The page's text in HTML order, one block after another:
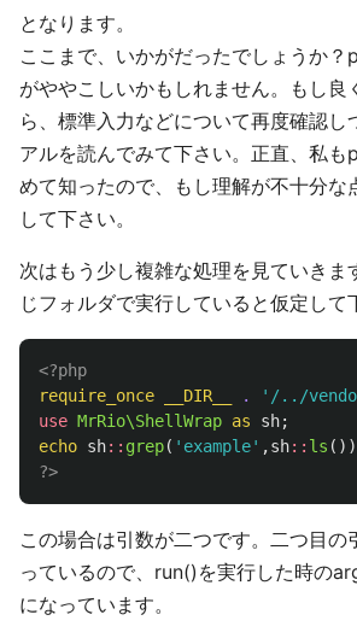
となります。
ここまで、いかがだったでしょうか？
がややこしいかもしれません。もし良
ら、標準入力などについて再度確認し
アルを読んでみて下さい。正直、私
めて知ったので、もし理解が不十分な
して下さい。
次はもう少し複雑な処理を見ていきま
じフォルダで実行していると仮定して
<?php
require_once
__DIR__ . '/../
use MrRio\ShellWrap as sh;
echo sh:: grep( 'example' ,sh:: ls
?>
この場合は引数が二つです。二つ目の
っているので、run()を実行した時の
になっています。